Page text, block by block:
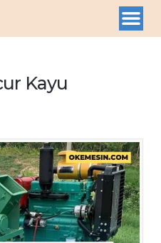
Kayu